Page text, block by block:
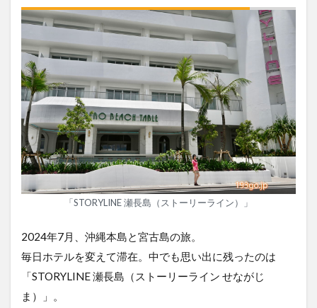
「STORYLINE 瀬長島（ストーリーライン）」
2024年7月、沖縄本島と宮古島の旅。
毎日ホテルを変えて滞在。中でも思い出に残ったのは
「STORYLINE 瀬長島（ストーリーライン せながじ
ま）」。